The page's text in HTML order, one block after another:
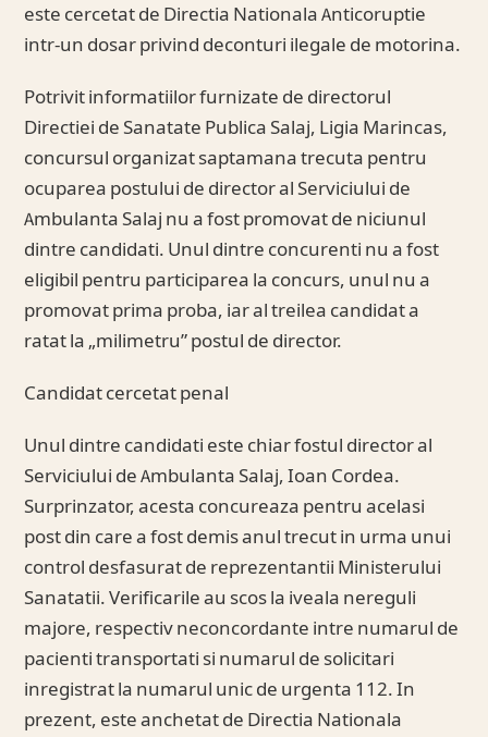
este cercetat de Directia Nationala Anticoruptie
intr-un dosar privind deconturi ilegale de motorina.
Potrivit informatiilor furnizate de directorul
Directiei de Sanatate Publica Salaj, Ligia Marincas,
concursul organizat saptamana trecuta pentru
ocuparea postului de director al Serviciului de
Ambulanta Salaj nu a fost promovat de niciunul
dintre candidati. Unul dintre concurenti nu a fost
eligibil pentru participarea la concurs, unul nu a
promovat prima proba, iar al treilea candidat a
ratat la „milimetru” postul de director.
Candidat cercetat penal
Unul dintre candidati este chiar fostul director al
Serviciului de Ambulanta Salaj, Ioan Cordea.
Surprinzator, acesta concureaza pentru acelasi
post din care a fost demis anul trecut in urma unui
control desfasurat de reprezentantii Ministerului
Sanatatii. Verificarile au scos la iveala nereguli
majore, respectiv neconcordante intre numarul de
pacienti transportati si numarul de solicitari
inregistrat la numarul unic de urgenta 112. In
prezent, este anchetat de Directia Nationala